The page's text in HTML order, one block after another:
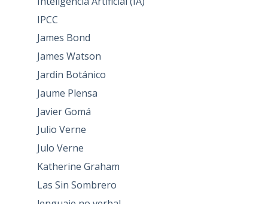
IPCC
James Bond
James Watson
Jardin Botánico
Jaume Plensa
Javier Gomá
Julio Verne
Julo Verne
Katherine Graham
Las Sin Sombrero